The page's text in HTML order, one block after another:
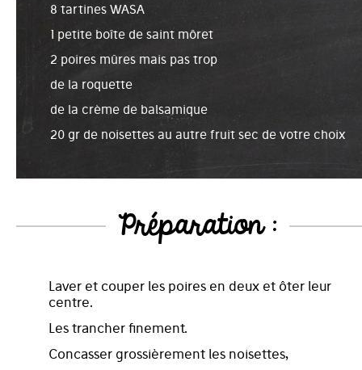
8 tartines WASA
1 petite boîte de saint môret
2 poires mûres mais pas trop
de la roquette
de la crème de balsamique
20 gr de noisettes au autre fruit sec de votre choix
Préparation :
Laver et couper les poires en deux et ôter leur
centre.
Les trancher finement.
Concasser grossièrement les noisettes,